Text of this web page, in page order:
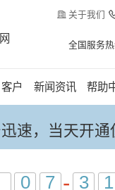
关于我们
全国服务
客户 新闻资讯 帮助
速，当天开通
-